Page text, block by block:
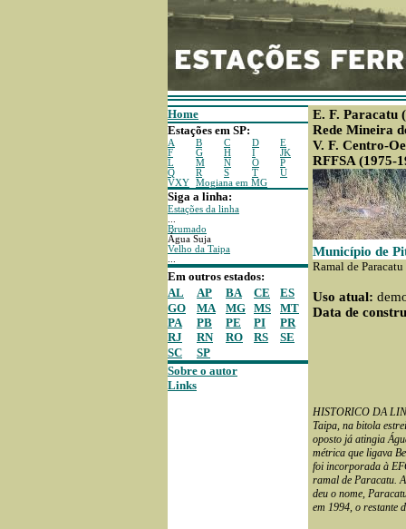
Home
Estações em SP:
A B C D
E
F
G H I
JK
L
M N O
P
Q
R S T
U
VXY
Mogiana em MG
Siga a linha:
Estações da linha
Brumado
Água Suja
Velho da Taipa
Em outros estados:
AL
AP BA CE
ES
GO
MA MG MS
MT
PA
PB PE PI
PR
RJ
RN RO RS
SE
SC
SP
Sobre o autor
Links
E. F. Paracatu
Rede Mineira
V. F. Centro-
RFFSA (1975-
Município de
Ramal de
Uso atual:
Data de
HISTORICO DA
Taipa, na bitola
oposto já atingia
métrica que ligava
foi incorporada à
ramal de Paracatu.
deu o nome,
em 1994, o restante